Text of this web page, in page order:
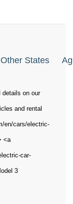
States
details on our
and rental
en/cars/electric-
<a
car-
3